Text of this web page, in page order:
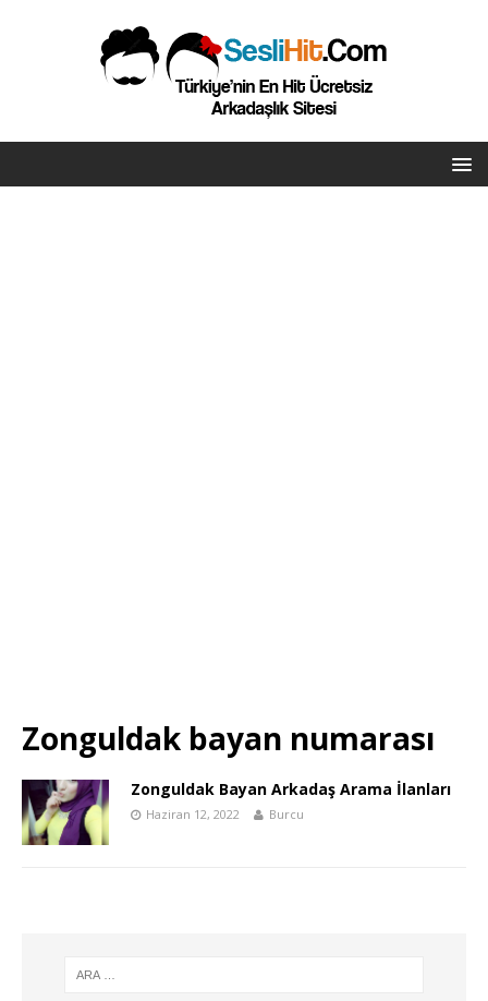
Zonguldak bayan numarası
Zonguldak Bayan Arkadaş Arama İlanları
Haziran 12, 2022 Burcu